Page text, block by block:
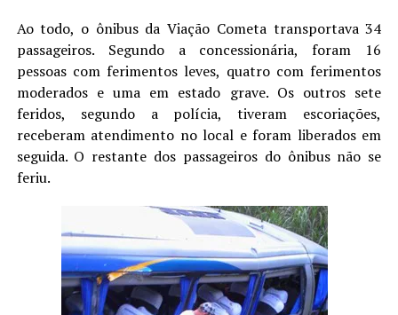
Ao todo, o ônibus da Viação Cometa transportava 34
passageiros. Segundo a concessionária, foram 16
pessoas com ferimentos leves, quatro com ferimentos
moderados e uma em estado grave. Os outros sete
feridos, segundo a polícia, tiveram escoriações,
receberam atendimento no local e foram liberados em
seguida. O restante dos passageiros do ônibus não se
feriu.